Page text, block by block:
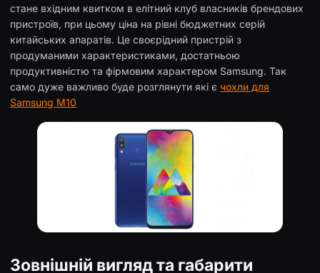
стане вхідним квитком в елітний клуб власників брендових
пристроїв, при цьому ціна на рівні бюджетних серій
китайських апаратів. Це своєрідний пристрій з
продуманими характеристиками, достатньою
продуктивністю та фірмовим характером Samsung. Так
само дуже важливо буде розглянути які є чохли для
Samsung M10
Зовнішній вигляд та габарити